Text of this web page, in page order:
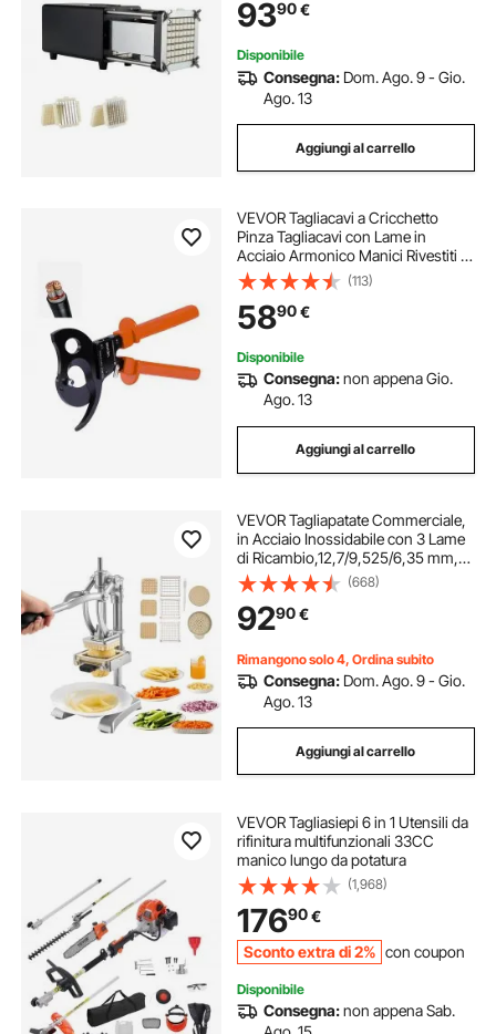
per Patate, Patatine Fritte, Nero
9390€
Disponibile
Consegna: Dom. Ago. 9 - Gio.
Ago. 13
Aggiungi al carrello
VEVOR Tagliacavi a Cricchetto
Pinza Tagliacavi con Lame in
Acciaio Armonico Manici Rivestiti in
PVC, Cesoia per Fili di Rame
Alluminio Capacità max. 500 mm²,
Taglierina per Cavi da Elettricista
(113)
5890€
Disponibile
Consegna:non appena Gio.
Ago. 13
Aggiungi al carrello
VEVOR Tagliapatate Commerciale,
in Acciaio Inossidabile con 3 Lame
di Ricambio,12,7/9,525/6,35 mm,
una Lama per Spremitura
Tagliapatate Manuale con Maestria
per Ristoranti, Caffè, Bistrot
(668)
9290€
Rimangono solo 4, Ordina subito
Consegna: Dom. Ago. 9 - Gio.
Ago. 13
Aggiungi al carrello
VEVOR Tagliasiepi 6 in 1 Utensili da
rifinitura multifunzionali 33CC
manico lungo da potatura
(1,968)
17690€
Sconto extra di 2% con coupon
Disponibile
Consegna:non appena Sab.